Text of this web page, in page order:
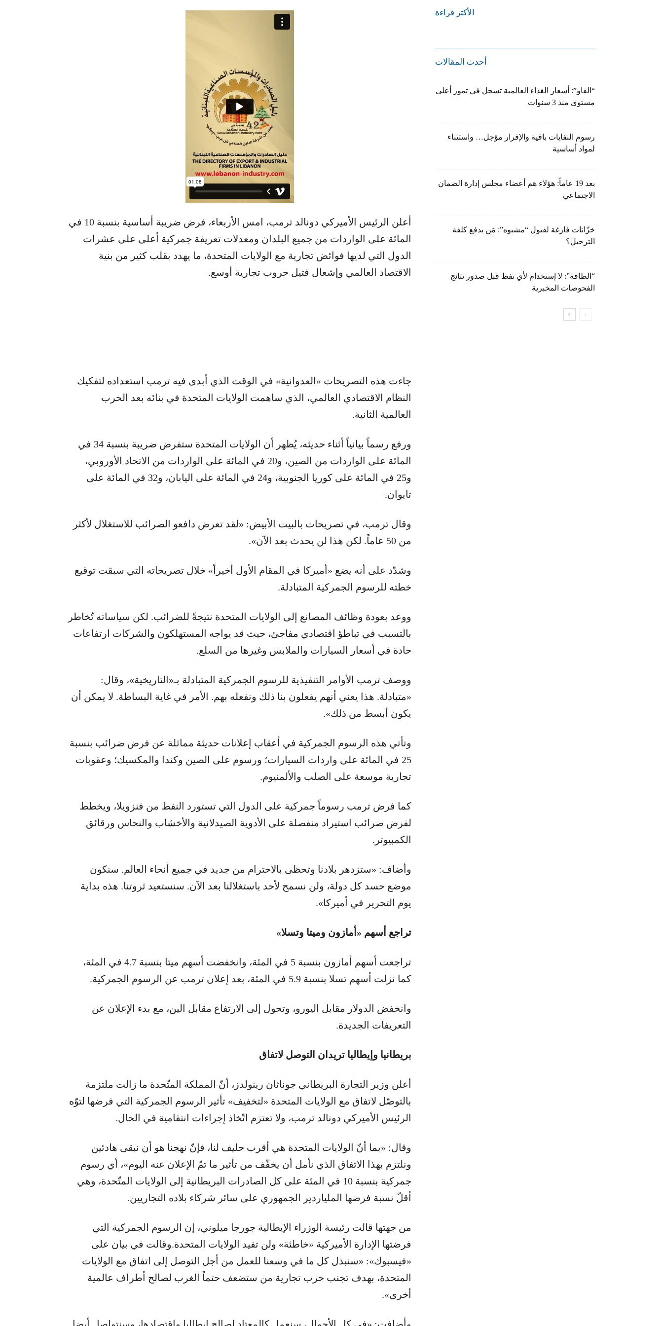
أعلن الرئيس الأميركي دونالد ترمب، امس الأربعاء، فرض ضريبة أساسية بنسبة 10 في
المائة على الواردات من جميع البلدان ومعدلات تعريفة جمركية أعلى على عشرات
الدول التي لديها فوائض تجارية مع الولايات المتحدة، ما يهدد بقلب كثير من بنية
الاقتصاد العالمي وإشعال فتيل حروب تجارية أوسع.
جاءت هذه التصريحات «العدوانية» في الوقت الذي أبدى فيه ترمب استعداده لتفكيك
النظام الاقتصادي العالمي، الذي ساهمت الولايات المتحدة في بنائه بعد الحرب
العالمية الثانية.
ورفع رسماً بيانياً أثناء حديثه، يُظهر أن الولايات المتحدة ستفرض ضريبة بنسبة 34 في
المائة على الواردات من الصين، و20 في المائة على الواردات من الاتحاد الأوروبي،
و25 في المائة على كوريا الجنوبية، و24 في المائة على اليابان، و32 في المائة على
تايوان.
وقال ترمب، في تصريحات بالبيت الأبيض: «لقد تعرض دافعو الضرائب للاستغلال لأكثر
من 50 عاماً. لكن هذا لن يحدث بعد الآن».
وشدّد على أنه يضع «أميركا في المقام الأول أخيراً» خلال تصريحاته التي سبقت توقيع
خطته للرسوم الجمركية المتبادلة.
ووعد بعودة وظائف المصانع إلى الولايات المتحدة نتيجةً للضرائب. لكن سياساته تُخاطر
بالتسبب في تباطؤ اقتصادي مفاجئ، حيث قد يواجه المستهلكون والشركات ارتفاعات
حادة في أسعار السيارات والملابس وغيرها من السلع.
ووصف ترمب الأوامر التنفيذية للرسوم الجمركية المتبادلة بـ«التاريخية»، وقال:
«متبادلة. هذا يعني أنهم يفعلون بنا ذلك ونفعله بهم. الأمر في غاية البساطة. لا يمكن أن
يكون أبسط من ذلك».
وتأتي هذه الرسوم الجمركية في أعقاب إعلانات حديثة مماثلة عن فرض ضرائب بنسبة
25 في المائة على واردات السيارات؛ ورسوم على الصين وكندا والمكسيك؛ وعقوبات
تجارية موسعة على الصلب والألمنيوم.
كما فرض ترمب رسوماً جمركية على الدول التي تستورد النفط من فنزويلا، ويخطط
لفرض ضرائب استيراد منفصلة على الأدوية الصيدلانية والأخشاب والنحاس ورقائق
الكمبيوتر.
وأضاف: «ستزدهر بلادنا وتحظى بالاحترام من جديد في جميع أنحاء العالم. سنكون
موضع حسد كل دولة، ولن نسمح لأحد باستغلالنا بعد الآن. سنستعيد ثروتنا. هذه بداية
يوم التحرير في أميركا».
تراجع أسهم «أمازون وميتا وتسلا»
تراجعت أسهم أمازون بنسبة 5 في المئة، وانخفضت أسهم ميتا بنسبة 4.7 في المئة،
كما نزلت أسهم تسلا بنسبة 5.9 في المئة، بعد إعلان ترمب عن الرسوم الجمركية.
وانخفض الدولار مقابل اليورو، وتحول إلى الارتفاع مقابل الين، مع بدء الإعلان عن
التعريفات الجديدة.
بريطانيا وإيطاليا تريدان التوصل لاتفاق
أعلن وزير التجارة البريطاني جوناثان رينولدز، أنّ المملكة المتّحدة ما زالت ملتزمة
بالتوصّل لاتفاق مع الولايات المتحدة «لتخفيف» تأثير الرسوم الجمركية التي فرضها لتوّه
الرئيس الأميركي دونالد ترمب، ولا تعتزم اتّخاذ إجراءات انتقامية في الحال.
وقال: «بما أنّ الولايات المتحدة هي أقرب حليف لنا، فإنّ نهجنا هو أن نبقى هادئين
ونلتزم بهذا الاتفاق الذي نأمل أن يخفّف من تأثير ما تمّ الإعلان عنه اليوم»، أي رسوم
جمركية بنسبة 10 في المئة على كل الصادرات البريطانية إلى الولايات المتّحدة، وهي
أقلّ نسبة فرضها الملياردير الجمهوري على سائر شركاء بلاده التجاريين.
من جهتها قالت رئيسة الوزراء الإيطالية جورجا ميلوني، إن الرسوم الجمركية التي
فرضتها الإدارة الأميركية «خاطئة» ولن تفيد الولايات المتحدة.وقالت في بيان على
«فيسبوك»: «سنبذل كل ما في وسعنا للعمل من أجل التوصل إلى اتفاق مع الولايات
المتحدة، بهدف تجنب حرب تجارية من ستضعف حتماً الغرب لصالح أطراف عالمية
أخرى».
وأضافت: «في كل الأحوال، سنعمل كالمعتاد لصالح إيطاليا واقتصادها، وسنتواصل أيضا
الأكثر قراءة
أحدث المقالات
“الفاو”: أسعار الغذاء العالمية تسجل في تموز أعلى
مستوى منذ 3 سنوات
رسوم النفايات باقية والإقرار مؤجل… واستثناء
لمواد أساسية
بعد 19 عاماً: هؤلاء هم أعضاء مجلس إدارة الضمان
الاجتماعي
خزّانات فارغة لفيول “مشبوه”: مَن يدفع كلفة
الترحيل؟
“الطاقة”: لا إستخدام لأي نفط قبل صدور نتائج
الفحوصات المخبرية